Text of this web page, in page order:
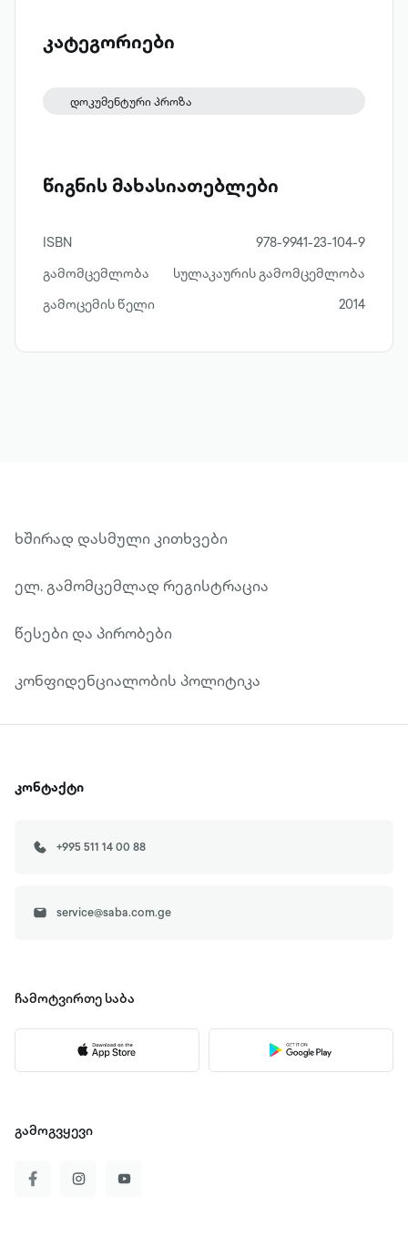
დროის შეცვლასთან ერთად და როგორ
კატეგორიები
დოკუმენტური პროზა
წიგნის მახასიათებლები
ISBN
978-9941-23-104-9
გამომცემლობა
სულაკაურის გამომცემლობა
გამოცემის წელი
2014
ხშირად დასმული კითხვები
ელ. გამომცემლად რეგისტრაცია
წესები და პირობები
კონფიდენციალობის პოლიტიკა
კონტაქტი
+995 511 14 00 88
service@saba.com.ge
ჩამოტვირთე საბა
გამოგვყევი